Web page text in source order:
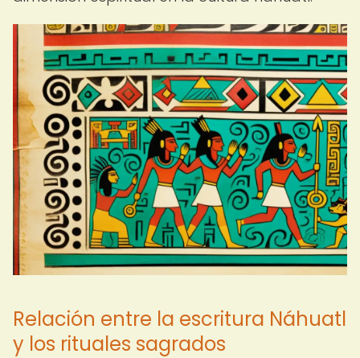
Relación entre la escritura Náhuatl
y los rituales sagrados